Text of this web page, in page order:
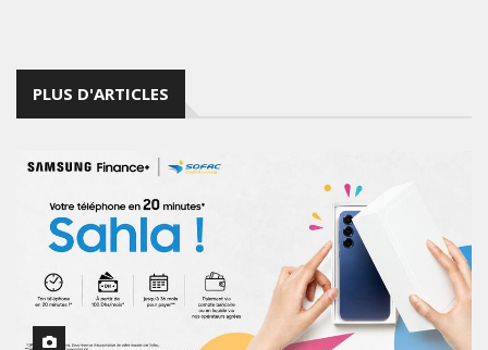
PLUS D'ARTICLES